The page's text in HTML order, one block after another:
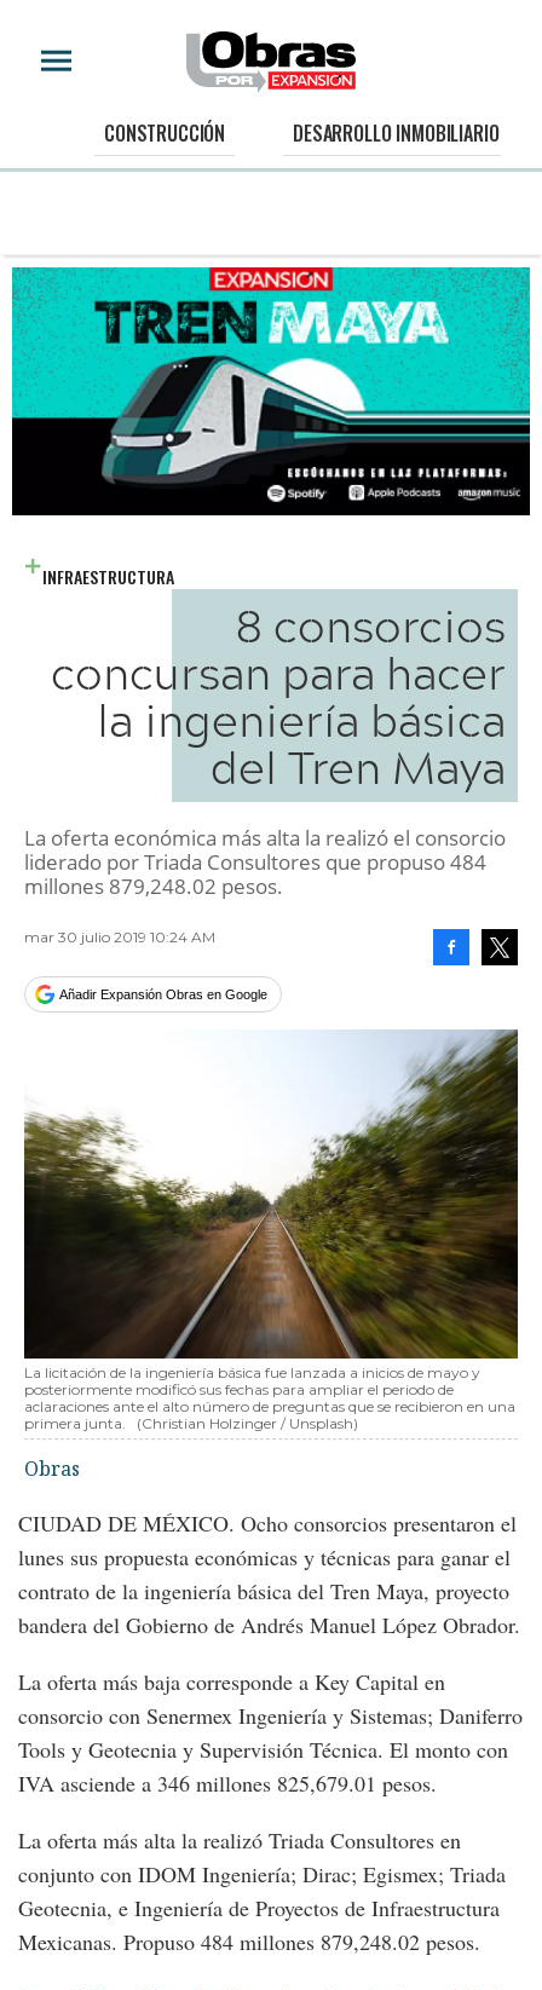
CONSTRUCCIÓN DESARROLLO INMOBILIARIO
INFRAESTRUCTURA
8 consorcios
concursan para hacer
la ingeniería básica
del Tren Maya
La oferta económica más alta la realizó el consorcio
liderado por Triada Consultores que propuso 484
millones 879,248.02 pesos.
mar 30 julio 2019 10:24 AM
Añadir Expansión Obras en Google
La licitación de la ingeniería básica fue lanzada a inicios de mayo y
posteriormente modificó sus fechas para ampliar el periodo de
aclaraciones ante el alto número de preguntas que se recibieron en una
primera junta.
(Christian Holzinger / Unsplash)
Obras
CIUDAD DE MÉXICO. Ocho consorcios presentaron el
lunes sus propuesta económicas y técnicas para ganar el
contrato de la ingeniería básica del Tren Maya, proyecto
bandera del Gobierno de Andrés Manuel López Obrador.
La oferta más baja corresponde a Key Capital en
consorcio con Senermex Ingeniería y Sistemas; Daniferro
Tools y Geotecnia y Supervisión Técnica. El monto con
IVA asciende a 346 millones 825,679.01 pesos.
La oferta más alta la realizó Triada Consultores en
conjunto con IDOM Ingeniería; Dirac; Egismex; Triada
Geotecnia, e Ingeniería de Proyectos de Infraestructura
Mexicanas. Propuso 484 millones 879,248.02 pesos.